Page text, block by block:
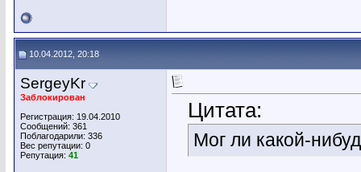
10.04.2012, 20:18
SergeyKr
Заблокирован
Регистрация: 19.04.2010
Сообщений: 361
Поблагодарили: 336
Вес репутации: 0
Репутация: 41
Цитата:
Мог ли какой-